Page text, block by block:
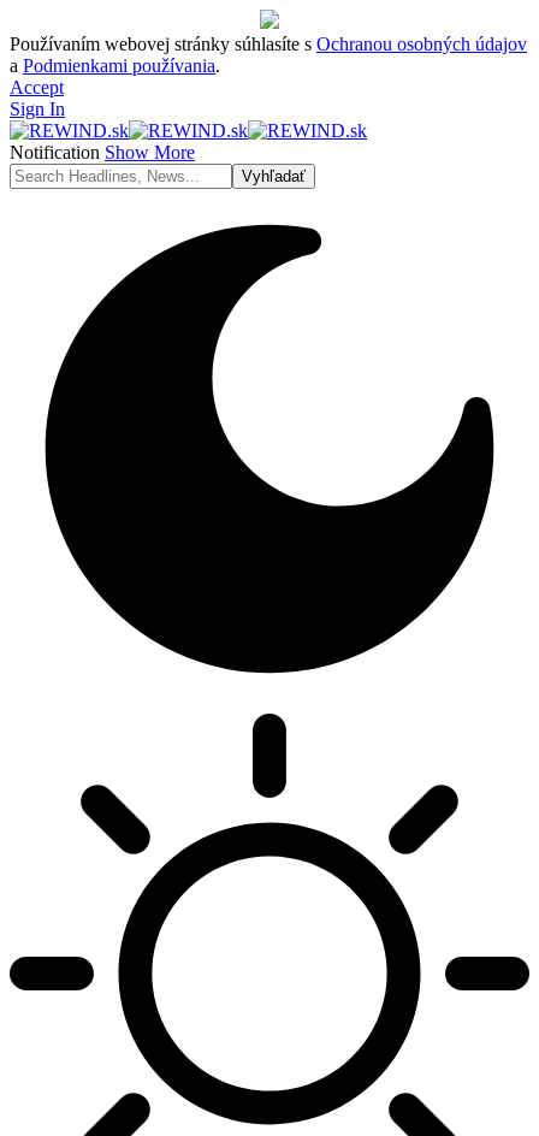
Používaním webovej stránky súhlasíte s Ochranou osobných údajov
a Podmienkami používania.
Accept
Sign In
Notification Show More